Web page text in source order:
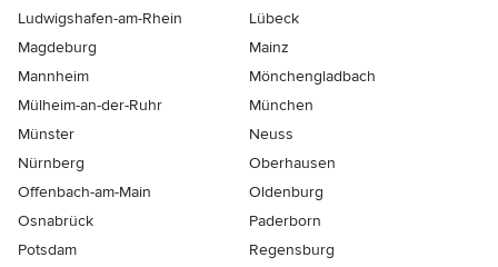
Ludwigshafen-am-Rhein
Lübeck
Magdeburg
Mainz
Mannheim
Mönchen­gladbach
Mülheim-an-der-Ruhr
München
Münster
Neuss
Nürnberg
Oberhausen
Offenbach-am-Main
Oldenburg
Osnabrück
Paderborn
Potsdam
Regensburg